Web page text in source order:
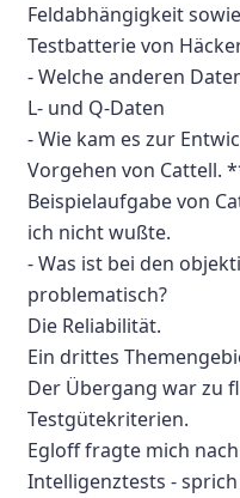
Feldabhängigkeit
Testbatterie von
- Welche anderen
L- und Q-Daten
- Wie kam es zur
Vorgehen von Cattell.
Beispielaufgabe von
ich nicht wußte.
- Was ist bei den
problematisch?
Die Reliabilität.
Ein drittes
Der Übergang war zu
Testgütekriterien.
Egloff fragte mich
Intelligenztests - sprich